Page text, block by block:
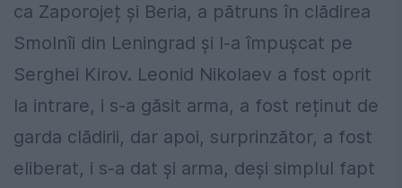
ca Zaporojeț și Beria, a pătruns în clădirea
Smolnîi din Leningrad și l-a împușcat pe
Serghei Kirov. Leonid Nikolaev a fost oprit
la intrare, i s-a găsit arma, a fost reținut de
garda clădirii, dar apoi, surprinzător, a fost
eliberat, i s-a dat și arma, deși simplul fapt